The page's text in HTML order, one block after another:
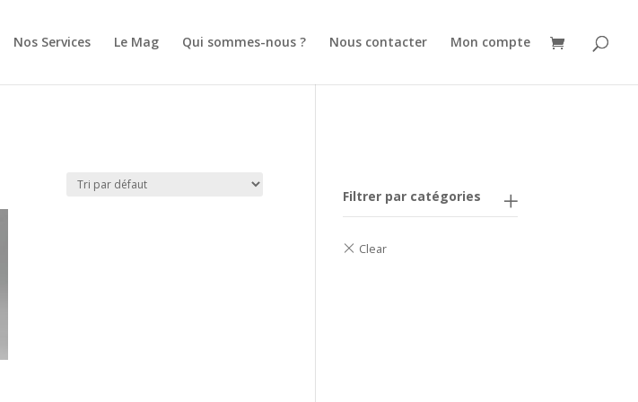
Nos Services Le Mag Qui sommes-nous ? Nous contacter Mon compte
Filtrer par catégories